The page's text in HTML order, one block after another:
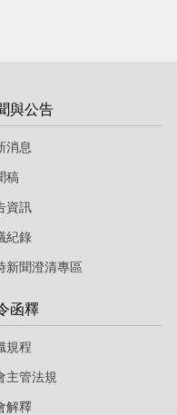
與公告
消息
稿
資訊
紀錄
新聞澄清專區
函釋
規程
主管法規
解釋